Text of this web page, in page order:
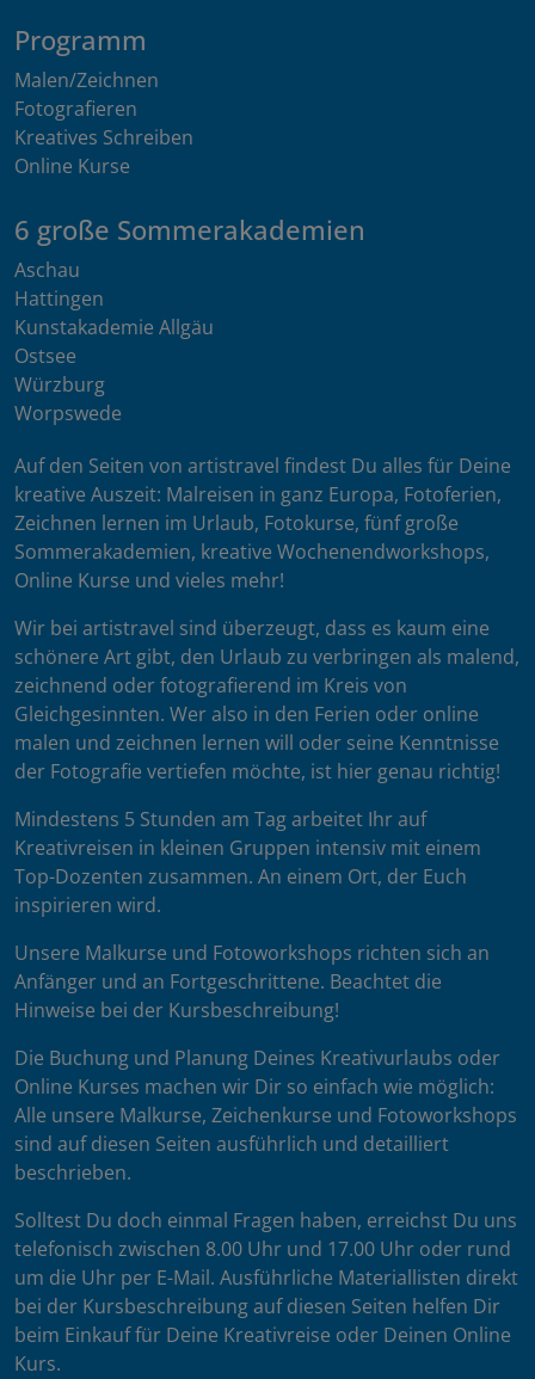
Programm
Malen/Zeichnen
Fotografieren
Kreatives Schreiben
Online Kurse
6 große Sommerakademien
Aschau
Hattingen
Kunstakademie Allgäu
Ostsee
Würzburg
Worpswede
Auf den Seiten von artistravel findest Du alles für Deine
kreative Auszeit: Malreisen in ganz Europa, Fotoferien,
Zeichnen lernen im Urlaub, Fotokurse, fünf große
Sommerakademien, kreative Wochenendworkshops,
Online Kurse und vieles mehr!
Wir bei artistravel sind überzeugt, dass es kaum eine
schönere Art gibt, den Urlaub zu verbringen als malend,
zeichnend oder fotografierend im Kreis von
Gleichgesinnten. Wer also in den Ferien oder online
malen und zeichnen lernen will oder seine Kenntnisse
der Fotografie vertiefen möchte, ist hier genau richtig!
Mindestens 5 Stunden am Tag arbeitet Ihr auf
Kreativreisen in kleinen Gruppen intensiv mit einem
Top-Dozenten zusammen. An einem Ort, der Euch
inspirieren wird.
Unsere Malkurse und Fotoworkshops richten sich an
Anfänger und an Fortgeschrittene. Beachtet die
Hinweise bei der Kursbeschreibung!
Die Buchung und Planung Deines Kreativurlaubs oder
Online Kurses machen wir Dir so einfach wie möglich:
Alle unsere Malkurse, Zeichenkurse und Fotoworkshops
sind auf diesen Seiten ausführlich und detailliert
beschrieben.
Solltest Du doch einmal Fragen haben, erreichst Du uns
telefonisch zwischen 8.00 Uhr und 17.00 Uhr oder rund
um die Uhr per E-Mail. Ausführliche Materiallisten direkt
bei der Kursbeschreibung auf diesen Seiten helfen Dir
beim Einkauf für Deine Kreativreise oder Deinen Online
Kurs.